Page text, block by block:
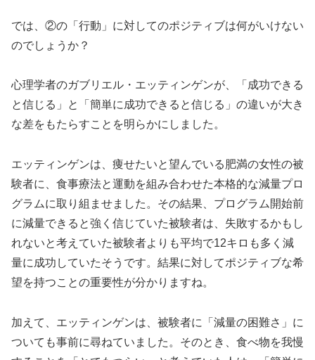
では、②の「行動」に対してのポジティブは何がいけない
のでしょうか？
心理学者のガブリエル・エッティンゲンが、「成功できる
と信じる」と「簡単に成功できると信じる」の違いが大き
な差をもたらすことを明らかにしました。
エッティンゲンは、痩せたいと望んでいる肥満の女性の被
験者に、食事療法と運動を組み合わせた本格的な減量プロ
グラムに取り組ませました。その結果、プログラム開始前
に減量できると強く信じていた被験者は、失敗するかもし
れないと考えていた被験者よりも平均で12キロも多く減
量に成功していたそうです。結果に対してポジティブな希
望を持つことの重要性が分かりますね。
加えて、エッティンゲンは、被験者に「減量の困難さ」に
ついても事前に尋ねていました。そのとき、食べ物を我慢